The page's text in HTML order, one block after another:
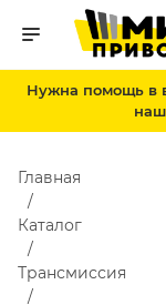
Нужна помощь в
Главная
Каталог
Трансмиссия